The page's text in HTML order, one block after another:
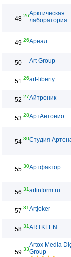
48 26Арктическая
лаборатория
49 26Ареал
50 Art Group
51 26art-liberty
52 27Айтроник
53 28АртАнтонио
54 30Студия
55 30Артфактор
56 31artinform.ru
57 31Artjoker
58 31ARTKLEN
59 33
Artox Media
Group